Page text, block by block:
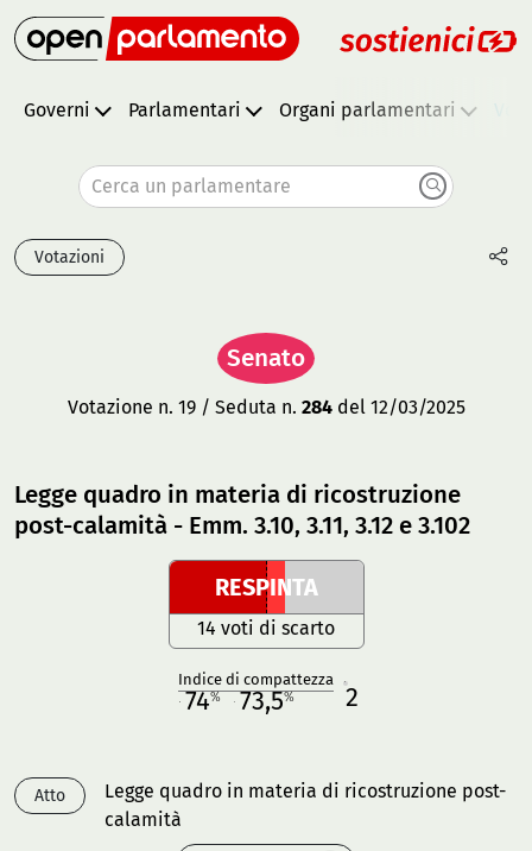
Governi Parlamentari Organi parlamentari
Cerca un parlamentare
Votazioni
Senato
Votazione n. 19 / Seduta n. 284del 12/03/2025
Legge quadro in materia di ricostruzione
post-calamità - Emm. 3.10, 3.11, 3.12 e 3.102
RESPINTA
14 voti di scarto
Indice di compattezza
74% 73,5% 2
Atto
Legge quadro in materia di ricostruzione post-
calamità